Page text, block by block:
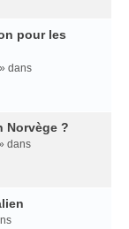
pour les
dans
Norvège ?
dans